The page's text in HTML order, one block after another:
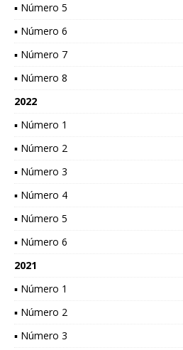
▪ Número 5
▪ Número 6
▪ Número 7
▪ Número 8
2022
▪ Número 1
▪ Número 2
▪ Número 3
▪ Número 4
▪ Número 5
▪ Número 6
2021
▪ Número 1
▪ Número 2
▪ Número 3